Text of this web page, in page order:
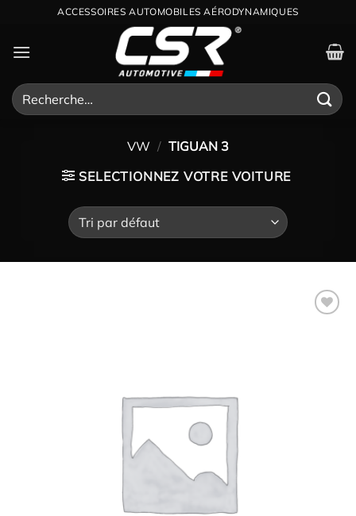
contenu
ACCESSOIRES AUTOMOBILES AÉRODYNAMIQUES
Recherche
pour :
VW / TIGUAN 3
SELECTIONNEZ VOTRE VOITURE